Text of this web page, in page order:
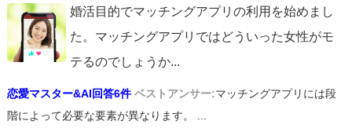
婚活目的でマッチングアプリの利用を始めまし
た。マッチングアプリではどういった女性がモ
テるのでしょうか...
恋愛マスター&AI回答6件 ベストアンサー:マッチングアプリには段
階によって必要な要素が異なります。 ...